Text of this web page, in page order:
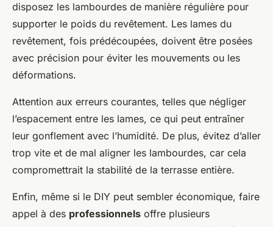
disposez les lambourdes de manière régulière pour
supporter le poids du revêtement. Les lames du
revêtement, fois prédécoupées, doivent être posées
avec précision pour éviter les mouvements ou les
déformations.
Attention aux erreurs courantes, telles que négliger
l’espacement entre les lames, ce qui peut entraîner
leur gonflement avec l’humidité. De plus, évitez d’aller
trop vite et de mal aligner les lambourdes, car cela
compromettrait la stabilité de la terrasse entière.
Enfin, même si le DIY peut sembler économique, faire
appel à des professionnels offre plusieurs